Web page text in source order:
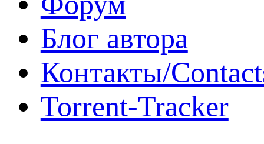
Блог автора
Контакты/
Torrent-Tracker